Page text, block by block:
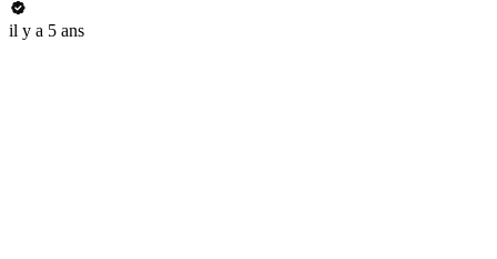
il y a 5 ans